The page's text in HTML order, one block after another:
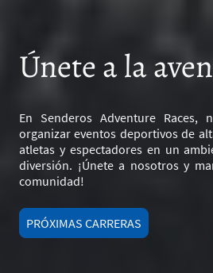
Únete a la
En Senderos Adventure Races,
organizar eventos deportivos de
atletas y espectadores en un
diversión. ¡Únete a nosotros y
comunidad!
PRÓXIMAS CARRERAS